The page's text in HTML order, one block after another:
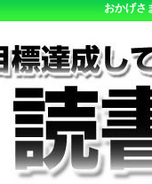
おかげさ